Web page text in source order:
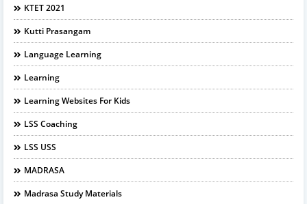
KTET 2021
Kutti Prasangam
Language Learning
Learning
Learning Websites For Kids
LSS Coaching
LSS USS
MADRASA
Madrasa Study Materials